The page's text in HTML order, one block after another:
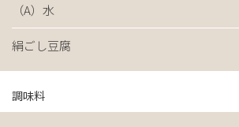
（A）水
絹ごし豆腐
調味料